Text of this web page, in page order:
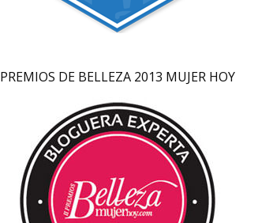
PREMIOS DE BELLEZA 2013 MUJER HOY